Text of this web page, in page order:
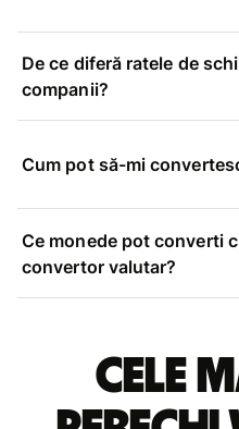
De ce diferă ratele de
companii?
Cum pot să-mi
Ce monede pot converti
convertor valutar?
Cele